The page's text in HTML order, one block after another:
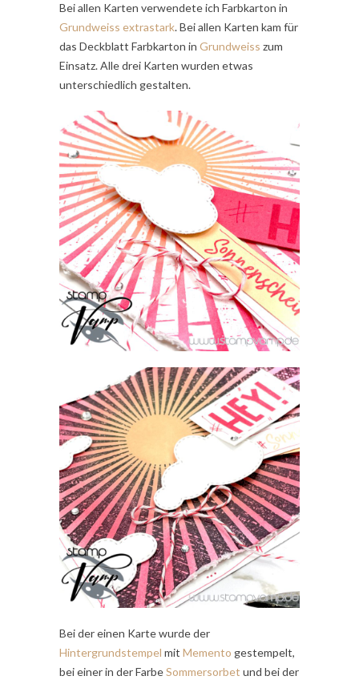
Bei allen Karten verwendete ich Farbkarton in
Grundweiss extrastark. Bei allen Karten kam für
das Deckblatt Farbkarton in Grundweiss zum
Einsatz. Alle drei Karten wurden etwas
unterschiedlich gestalten.
Bei der einen Karte wurde der
Hintergrundstempel mit Memento gestempelt,
bei einer in der FarbeSommersorbet und bei der